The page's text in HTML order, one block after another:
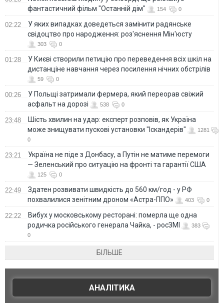
фантастичний фільм "Останній дім"
154 0
02:22
У яких випадках доведеться замінити радянське
свідоцтво про народження: роз'яснення Мін'юсту
303 0
01:28
У Києві створили петицію про переведення всіх шкіл на
дистанціне навчання через посилення нічних обстрілів
59 0
00:26
У Польщі затримали фермера, який переорав свіжий
асфальт на дорозі
538 0
23:48
Шість хвилин на удар: експерт розповів, як Україна
може знищувати пускові установки "Іскандерів"
1281
0
23:21
Україна не піде з Донбасу, а Путін не матиме перемоги
— Зеленський про ситуацію на фронті та гарантії США
125 0
22:49
Здатен розвивати швидкість до 560 км/год - у РФ
похвалилися зенітним дроном «Астра-ППО»
403 0
22:22
Вибух у московському ресторані: померла ще одна
родичка російського генерала Чайка, - росЗМІ
383
0
БІЛЬШЕ
АНАЛІТИКА